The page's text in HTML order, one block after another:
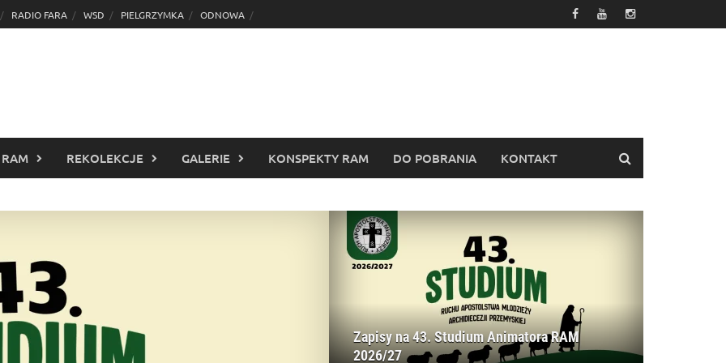
RADIO FARA WSD PIELGRZYMKA ODNOWA
REKOLEKCJE GALERIE KONSPEKTY RAM DO POBRANIA KONTAKT
Zapisy na 43. Studium Animatora RAM
2026/27